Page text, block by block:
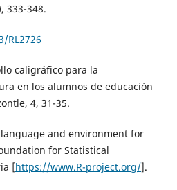
333-348.
RL2726
caligráfico para la
en los alumnos de educación
4, 31-35.
language and environment for
for Statistical
[https://www.R-project.org/].